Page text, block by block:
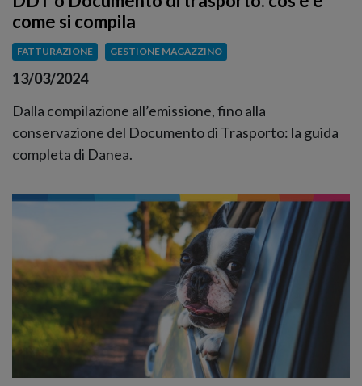
come si compila
FATTURAZIONE GESTIONE MAGAZZINO
13/03/2024
Dalla compilazione all’emissione, fino alla
conservazione del Documento di Trasporto: la guida
completa di Danea.